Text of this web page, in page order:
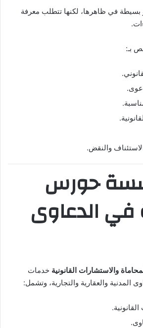
بسيطة في ظاهرها، لكنها تتطلب معرفة
بـ:
والنقض.
حورس
في الدعاوى
والاستشارات القانونية خدمات
المدنية والعقارية والتجارية، وتشمل: